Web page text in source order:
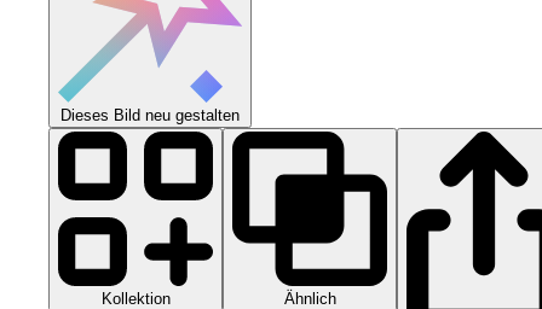
Dieses Bild neu gestalten
Kollektion Ähnlich